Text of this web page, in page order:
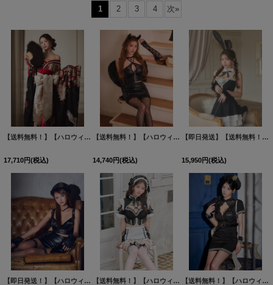
絞り込む
1 2 3 4 次»
【送料無料！】【ハロウィン】鶴花柄花魁ワンピース【コスプレ2点SET】【S-Lサイズ】【予約/9月中旬発送予定】[OF03]ゆい着用
17,710円(税込)
【送料無料！】【ハロウィン】ゴシックレザーデビルウイングコスプレ【コスプレ5点SET】【XS-Lサイズ】【予約/9月下旬発送予定】[OF03]ゆうめろ着用
14,740円(税込)
【即日発送】【送料無料！】【ハロウィン】クラシカルバニーセットアップ【コスプレ7点SET】【XS-Mサイズ】[OF04]
15,950円(税込)
【即日発送！】【ハロウィン】レザーポリスセットアップコスプレ【コスプレ7点セット】【XS-M/1カラー】[HC03-Bsv] 【送料無料！】【ハロウィン】リボンヘッドレースアップゴシックメイドコスプレ【コスプレ5点SET】【XS-Lサイズ】【予約/10月上旬発送予定】[OF03] 【送料無料！】【ハロウィン】レースネックポリスコスプレ【コスプレ3点SET】【XS-Lサイズ】【予約/9月下旬発送予定】[OF03]みやび着用